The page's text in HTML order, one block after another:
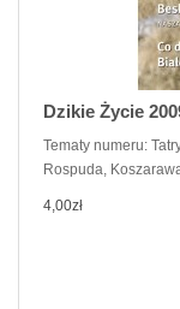
Dzikie Życie
Tematy numeru:
Rospuda,
4,00zł